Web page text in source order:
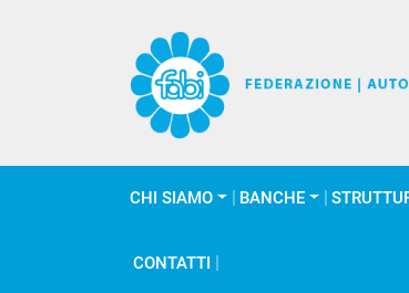
CHI SIAMO BANCHE
CONTATTI